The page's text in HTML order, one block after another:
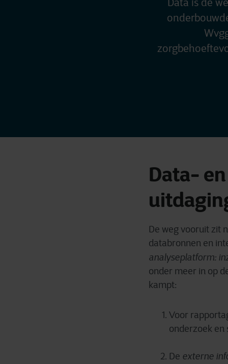
Data is de
Data-
De weg vooruit zit
databronnen en
analyseplatform:
onder meer in op
kampt:
Voor
onderzoek en
De externe